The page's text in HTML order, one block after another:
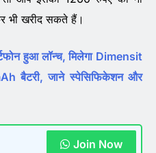
भी खरीद सकते हैं।
हुआ लॉन्च, मिलेगा Dimensit
बैटरी, जाने स्पेसिफिकेशन और
Join Now